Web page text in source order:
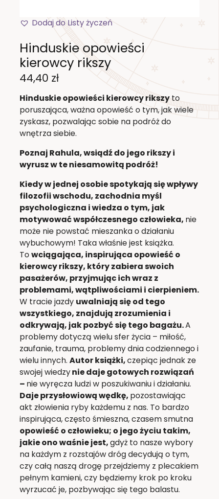
Dodaj do Listy życzeń
Hinduskie opowieści
kierowcy rikszy
44,40 zł
Hinduskie opowieści kierowcy rikszyto
poruszająca, ważna opowieść o tym, jak wiele
zyskasz, pozwalając sobie na podróż do
wnętrza siebie.
Poznaj Rahula, wsiądź do jego rikszy i
wyrusz w te niesamowitą podróż!
Kiedy w jednej osobie spotykają się wpływy
filozofii wschodu, zachodnia myśl
psychologiczna i wiedza o tym, jak
motywować współczesnego człowieka, nie
może nie powstać mieszanka o działaniu
wybuchowym! Taka właśnie jest książka.
Towciągająca, inspirująca opowieść o
kierowcy rikszy, który zabiera swoich
pasażerów, przyjmując ich wraz z
problemami, wątpliwościami i cierpieniem.
W tracie jazdy uwalniają się od tego
wszystkiego, znajdują zrozumienia i
odkrywają, jak pozbyć się tego bagażu.A
problemy dotyczą wielu sfer życia – miłość,
zaufanie, trauma, problemy dnia codziennego i
wielu innych. Autor książki,czepiąc jednak ze
swojej wiedzynie daje gotowych rozwiązań
– nie wyręcza ludzi w poszukiwaniu i działaniu.
Daje przysłowiową wędkę, pozostawiając
akt złowienia ryby każdemu z nas. To bardzo
inspirująca, często śmieszna, czasem smutna
opowieść o człowieku; o jego życiu takim,
jakie ono waśnie jest,gdyż to nasze wybory
na każdym z rozstajów dróg decydują o tym,
czy całą naszą drogę przejdziemy z plecakiem
pełnym kamieni, czy będziemy krok po kroku
wyrzucać je, pozbywając się tego balastu.